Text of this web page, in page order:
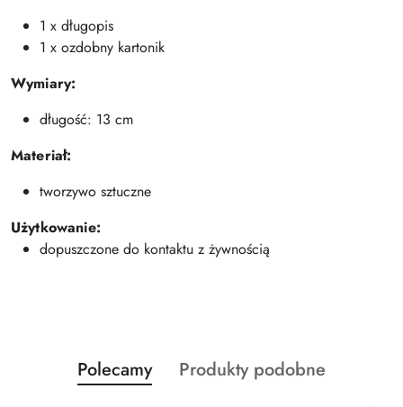
1 x długopis
1 x ozdobny kartonik
Wymiary:
długość: 13 cm
Materiał:
tworzywo sztuczne
Użytkowanie:
dopuszczone do kontaktu z żywnością
Pomiń karuzelę produktów
Produkty
o
Polecamy
Produkty
Produkty podobne